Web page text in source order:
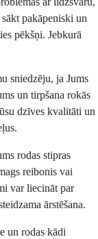
pakāpeniski un
pēkšņi. Jebkurā
sniedzēju, ja Jums
un tirpšana rokās
dzīves kvalitāti un
rodas stipras
reibonis vai
var liecināt par
ārstēšana.
un rodas kādi